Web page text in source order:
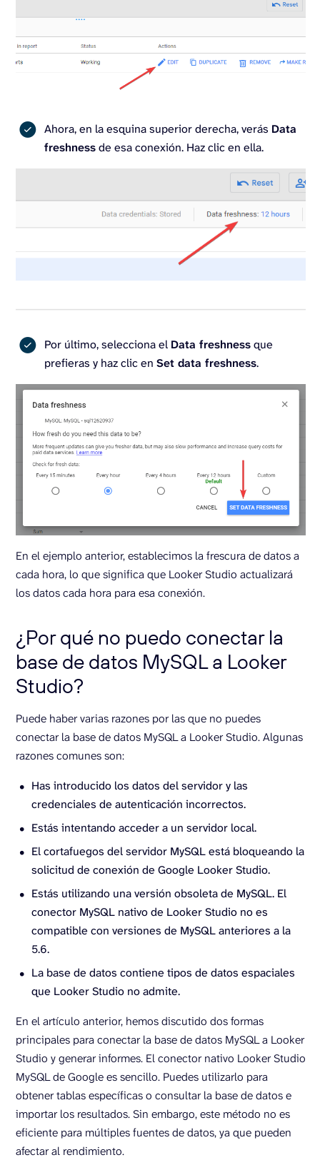
Ahora, en la esquina superior derecha, verás Data
freshnessde esa conexión. Haz clic en ella.
Por último, selecciona el Data freshnessque
prefieras y haz clic en Set data freshness.
En el ejemplo anterior, establecimos la frescura de datos a
cada hora, lo que significa que Looker Studio actualizará
los datos cada hora para esa conexión.
¿Por qué no puedo conectar la
base de datos MySQL a Looker
Studio?
Puede haber varias razones por las que no puedes
conectar la base de datos MySQL a Looker Studio. Algunas
razones comunes son:
Has introducido los datos del servidor y las
credenciales de autenticación incorrectos.
Estás intentando acceder a un servidor local.
El cortafuegos del servidor MySQL está bloqueando la
solicitud de conexión de Google Looker Studio.
Estás utilizando una versión obsoleta de MySQL. El
conector MySQL nativo de Looker Studio no es
compatible con versiones de MySQL anteriores a la
5.6.
La base de datos contiene tipos de datos espaciales
que Looker Studio no admite.
En el artículo anterior, hemos discutido dos formas
principales para conectar la base de datos MySQL a Looker
Studio y generar informes. El conector nativo Looker Studio
MySQL de Google es sencillo. Puedes utilizarlo para
obtener tablas específicas o consultar la base de datos e
importar los resultados. Sin embargo, este método no es
eficiente para múltiples fuentes de datos, ya que pueden
afectar al rendimiento.